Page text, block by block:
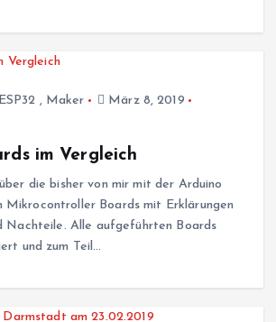
ESP32 , Maker
März 8, 2019
im Vergleich
die bisher von mir mit der Arduino
Mikrocontroller Boards mit Erklärungen
Nachteile. Alle aufgeführten Boards
und zum Teil…